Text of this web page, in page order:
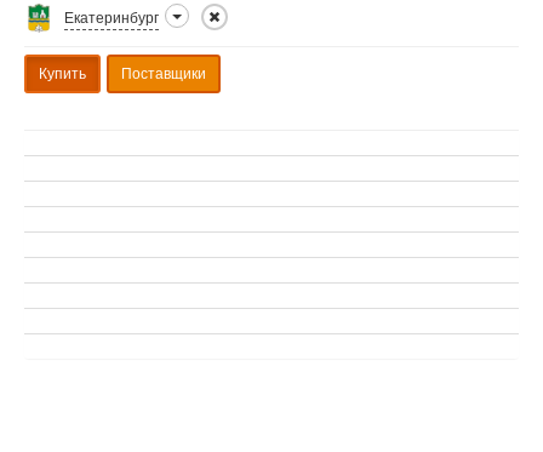
Екатеринбург
Купить Поставщики